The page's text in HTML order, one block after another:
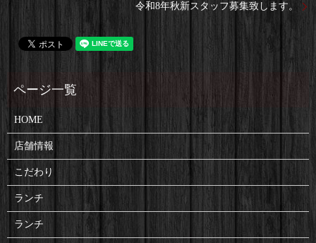
令和8年秋新スタッフ募集致します。
HOME
店舗情報
こだわり
ランチ
ランチ